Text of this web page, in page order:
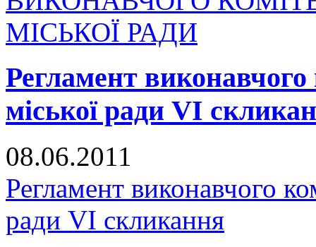
МІСЬКОЇ РАДИ
Регламент виконавчого
міської ради VI
08.06.2011
Регламент виконавчого
ради VI скликання